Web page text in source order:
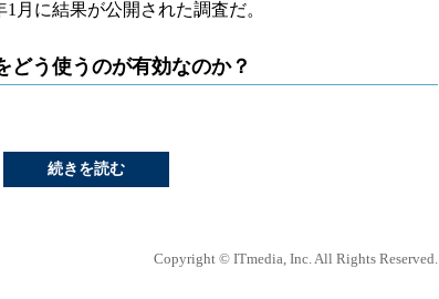
月に結果が公開された調査だ。
う使うのが有効なのか？
続きを読む
Copyright © ITmedia, Inc. All Rights Reserved.